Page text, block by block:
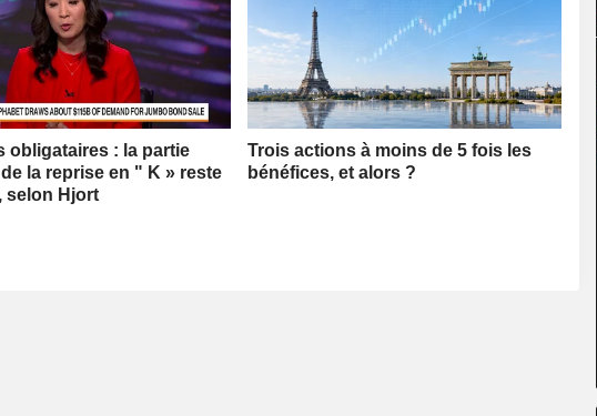
obligataires : la partie
la reprise en " K » reste
selon Hjort
Trois actions à moins de 5 fois les
bénéfices, et alors ?